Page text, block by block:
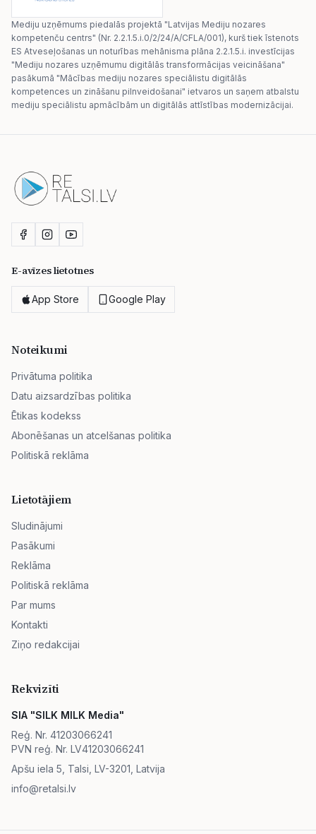
Mediju uzņēmums piedalās projektā "Latvijas Mediju nozares
kompetenču centrs" (Nr. 2.2.1.5.i.0/2/24/A/CFLA/001), kurš tiek īstenots
ES Atveseļošanas un noturības mehānisma plāna 2.2.1.5.i. investīcijas
"Mediju nozares uzņēmumu digitālās transformācijas veicināšana"
pasākumā "Mācības mediju nozares speciālistu digitālās
kompetences un zināšanu pilnveidošanai" ietvaros un saņem atbalstu
mediju speciālistu apmācībām un digitālās attīstības modernizācijai.
E-avīzes lietotnes
App Store Google Play
Noteikumi
Privātuma politika
Datu aizsardzības politika
Ētikas kodekss
Abonēšanas un atcelšanas politika
Politiskā reklāma
Lietotājiem
Sludinājumi
Pasākumi
Reklāma
Politiskā reklāma
Par mums
Kontakti
Ziņo redakcijai
Rekvizīti
SIA "SILK MILK Media"
Reģ. Nr. 41203066241
PVN reģ. Nr. LV41203066241
Apšu iela 5, Talsi, LV-3201, Latvija
info@retalsi.lv